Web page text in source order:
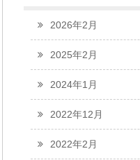
2026年2月
2025年2月
2024年1月
2022年12月
2022年2月